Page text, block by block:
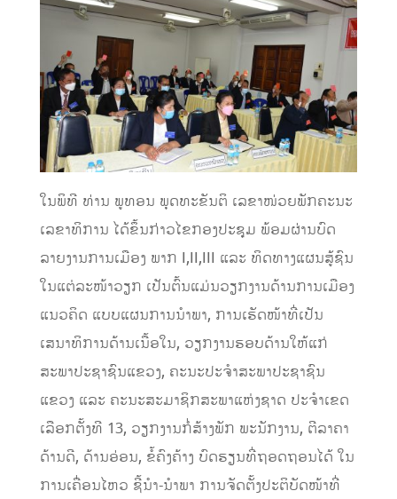
ໃນພິທີ ທ່ານ ພູທອນ ພຸດທະຂັນຕິ ເລຂາໜ່ວຍພັກຄະນະ
ເລຂາທິການ ໄດ້ຂຶ້ນກ່າວໄຂກອງປະຊຸມ ພ້ອມຜ່ານບົດ
ລາຍງານການເມືອງ ພາກ I,II,III ແລະ ທິດທາງແຜນສູ້ຊົນ
ໃນແຕ່ລະໜ້າວຽກ ເປັນຕົ້ນແມ່ນວຽກງານດ້ານການເມືອງ
ແນວຄິດ ແບບແຜນການນໍາພາ, ການເຮັດໜ້າທີ່ເປັນ
ເສນາທິການດ້ານເນື້ອໃນ, ວຽກງານຮອບດ້ານໃຫ້ແກ່
ສະພາປະຊາຊົນແຂວງ, ຄະນະປະຈໍາສະພາປະຊາຊົນ
ແຂວງ ແລະ ຄະນະສະມາຊິກສະພາແຫ່ງຊາດ ປະຈໍາເຂດ
ເລືອກຕັ້ງທີ 13, ວຽກງານກໍ່ສ້າງພັກ ພະນັກງານ, ຕີລາຄາ
ດ້ານດີ, ດ້ານອ່ອນ, ຂໍ້ຄົງຄ້າງ ບົດຮຽນທີ່ຖອດຖອນໄດ້ ໃນ
ການເຄື່ອນໄຫວ ຊີ້ນໍາ-ນໍາພາ ການຈັດຕັ້ງປະຕິບັດໜ້າທີ່